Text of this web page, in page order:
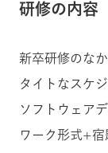
研修の内容
新卒研修のな
タイトなスケ
ソフトウェア
ワーク形式+